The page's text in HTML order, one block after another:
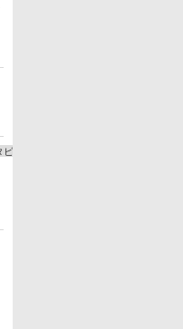
ュー